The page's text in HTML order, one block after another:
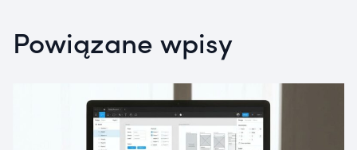
Powiązane wpisy